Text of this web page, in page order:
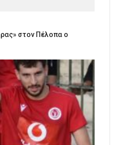
στον Πέλοπα ο